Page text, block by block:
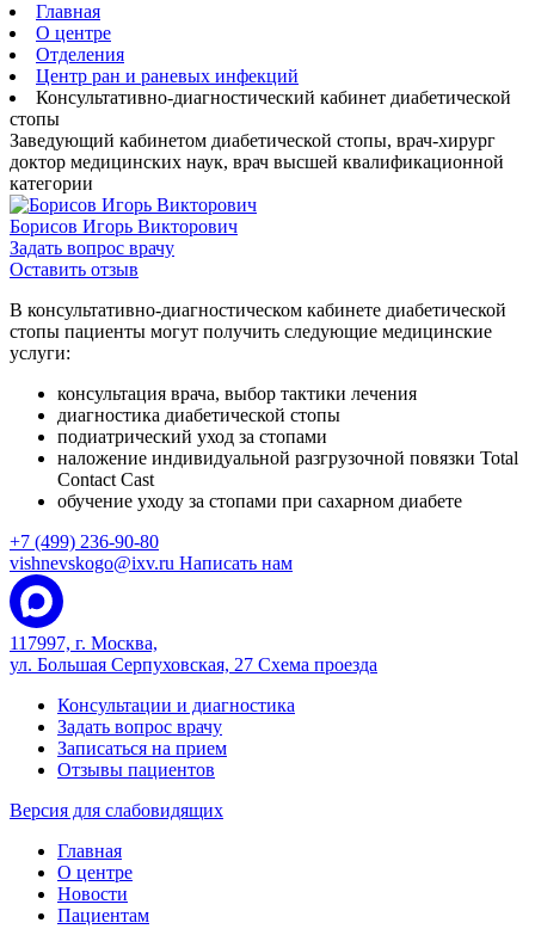
Главная
О центре
Отделения
Центр ран и раневых инфекций
Консультативно-диагностический кабинет диабетической
стопы
Заведующий кабинетом диабетической стопы, врач-хирург
доктор медицинских наук, врач высшей квалификационной
категории
Борисов Игорь Викторович
Задать вопрос врачу
Оставить отзыв
В консультативно-диагностическом кабинете диабетической
стопы пациенты могут получить следующие медицинские
услуги:
консультация врача, выбор тактики лечения
диагностика диабетической стопы
подиатрический уход за стопами
наложение индивидуальной разгрузочной повязки Total
Contact Cast
обучение уходу за стопами при сахарном диабете
+7 (499) 236-90-80
vishnevskogo@ixv.ru Написать нам
117997, г. Москва,
ул. Большая Серпуховская, 27 Схема проезда
Консультации и диагностика
Задать вопрос врачу
Записаться на прием
Отзывы пациентов
Версия для слабовидящих
Главная
О центре
Новости
Пациентам